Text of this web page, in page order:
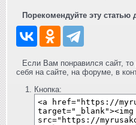
Порекомендуйте эту статью
Если Вам понравился сайт,
себя на сайте, на форуме, в
Кнопка: